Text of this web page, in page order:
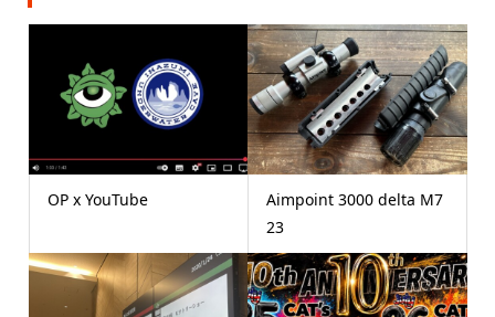
OP x YouTube
Aimpoint 3000 delta M7
23